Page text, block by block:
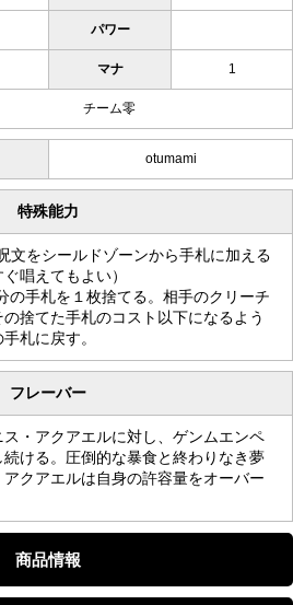
パワー
マナ 1
チーム零
otumami
特殊能力
文をシールドゾーンから手札に加える
唱えてもよい）
の手札を１枚捨てる。相手のクリーチ
捨てた手札のコスト以下になるよう
札に戻す。
フレーバー
・アクアエルに対し、ゲンムエンペ
ける。圧倒的な暴食と終わりなき夢
クアエルは自身の許容量をオーバー
商品情報